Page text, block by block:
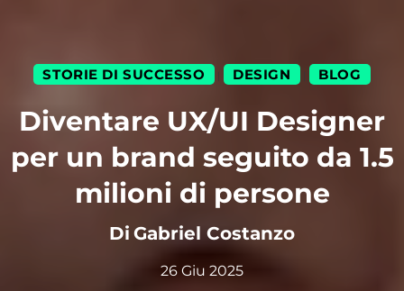
STORIE DI SUCCESSO DESIGN BLOG
Diventare UX/UI Designer
per un brand seguito da 1.5
milioni di persone
Di Gabriel Costanzo
26 Giu 2025